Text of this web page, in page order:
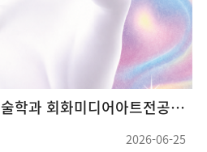
2026-1 울산대학교 미술학과 회화미디어아트전공 대학원 그룹전<호작질>
2026-06-25